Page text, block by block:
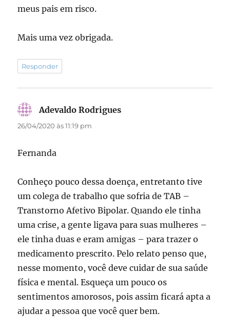
meus pais em risco.
Mais uma vez obrigada.
Responder
Adevaldo Rodrigues
26/04/2020 às 11:19 pm
Fernanda
Conheço pouco dessa doença, entretanto tive
um colega de trabalho que sofria de TAB –
Transtorno Afetivo Bipolar. Quando ele tinha
uma crise, a gente ligava para suas mulheres –
ele tinha duas e eram amigas – para trazer o
medicamento prescrito. Pelo relato penso que,
nesse momento, você deve cuidar de sua saúde
física e mental. Esqueça um pouco os
sentimentos amorosos, pois assim ficará apta a
ajudar a pessoa que você quer bem.